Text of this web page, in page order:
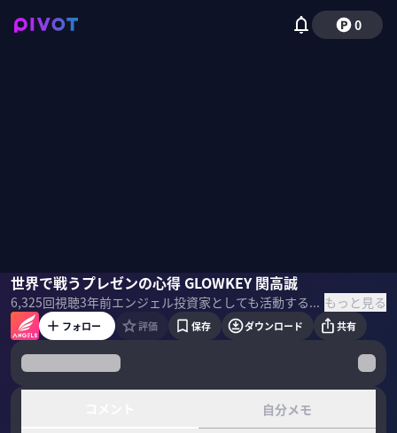
0
世界で戦うプレゼンの心得 GLOWKEY 関高誠
6,325回視聴3年前 エンジェル投資家としても活動する本田圭佑氏および国内外の一流投資家たちに起業家がプレゼンし、投資を獲得する場を提供するリアル投資ドキュメンタリー。今回のテーマは「インバウンド」。 ＜目次＞ もっと見る
関高誠山崎大祐秋山広宣福田淳本田圭佑国山ハセン
フォロー 評価 保存 ダウンロード 共有
自分メモ